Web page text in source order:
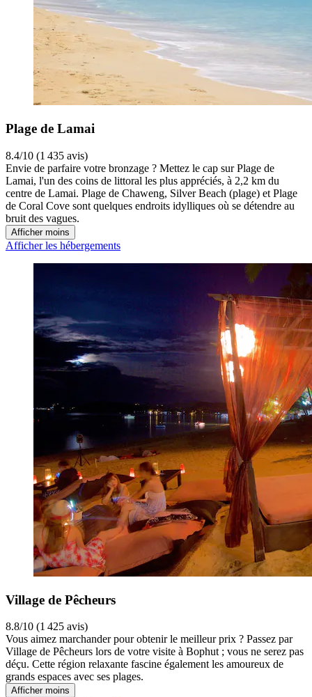
Plage de Lamai
8.4/10 (1 435 avis)
Envie de parfaire votre bronzage ? Mettez le cap sur Plage de
Lamai, l'un des coins de littoral les plus appréciés, à 2,2 km du
centre de Lamai. Plage de Chaweng, Silver Beach (plage) et Plage
de Coral Cove sont quelques endroits idylliques où se détendre au
bruit des vagues.
Afficher moins
Afficher les hébergements
Village de Pêcheurs
8.8/10 (1 425 avis)
Vous aimez marchander pour obtenir le meilleur prix ? Passez par
Village de Pêcheurs lors de votre visite à Bophut ; vous ne serez pas
déçu. Cette région relaxante fascine également les amoureux de
grands espaces avec ses plages.
Afficher moins